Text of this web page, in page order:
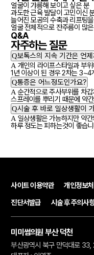
얼굴이 갸름해 보이고 싶은 분
과도한 근육 발달이 고민이신
늘어진 모공의 수축과 리프팅
얼굴 전체적으로 잔주름이 많
Q&A
자주하는질문
Q보톡스의 지속 기간은 언
A개인의 라이프스타일과 부
1년 이상이 된 경우 2차는
Q통증은 어느정도인가요?
A순간적으로 주사부위를 차
스프레이를 뿌리기 때문에 약
Q시술 후 바로 일상생활이
A일상생활은 가능하지만 약
하루 정도는 피하는것이 좋습
사이트 이용약관 개인정보
진단서발급
시술 후 주의사
미미썸의원 부산 덕천
부산광역시 북구 만덕대로